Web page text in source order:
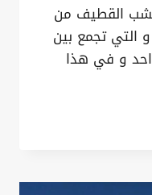
القطيف من
و التي تجمع بين
و في هذا